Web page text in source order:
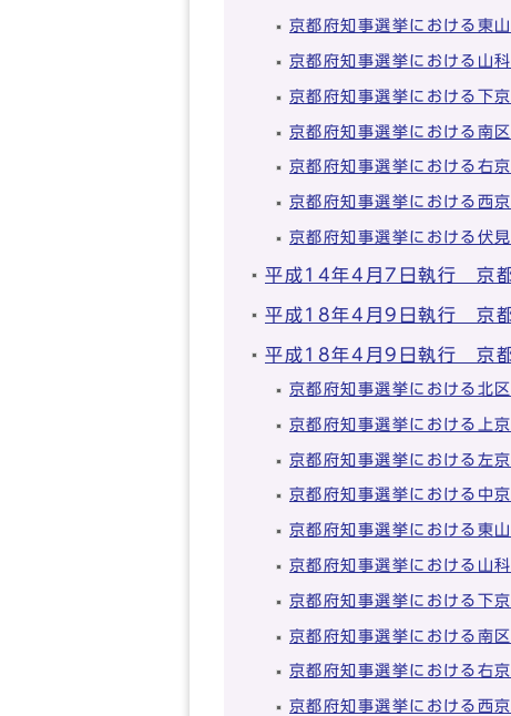
京都府知事選挙における東
京都府知事選挙における山
京都府知事選挙における下
京都府知事選挙における南
京都府知事選挙における右
京都府知事選挙における西
京都府知事選挙における伏
平成14年4月7日執行 京
平成18年4月9日執行 京
平成18年4月9日執行 京都
京都府知事選挙における北
京都府知事選挙における上
京都府知事選挙における左
京都府知事選挙における中
京都府知事選挙における東
京都府知事選挙における山
京都府知事選挙における下
京都府知事選挙における南
京都府知事選挙における右
京都府知事選挙における西